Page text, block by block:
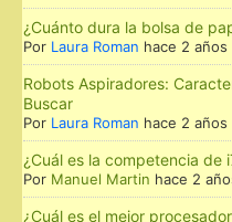
¿Cuánto dura la bolsa de
Por Laura Roman hace 2 años
Robots Aspiradores:
Buscar
Por Laura Roman hace 2 años
¿Cuál es la competencia de
Por Manuel Martin hace 2
¿Cuál es el mejor